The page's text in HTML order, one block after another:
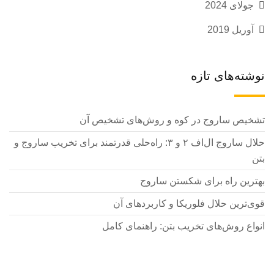
جولای 2024
آوریل 2019
نوشته‌های تازه
تشخیص ساروج در کوه و روش‌های تشخیص آن
حلال ساروج ال‌اف ۲ و ۳: راه‌حلی قدرتمند برای تخریب ساروج و
بتن
بهترین راه برای شکستن ساروج
قوی‌ترین حلال فلوریکا و کاربردهای آن
انواع روش‌های تخریب بتن: راهنمای کامل